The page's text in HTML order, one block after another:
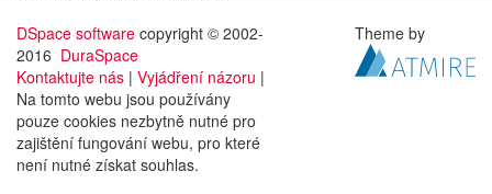
DSpace software copyright © 2002-
2016 DuraSpace
Kontaktujte nás | Vyjádření názoru |
Na tomto webu jsou používány
pouze cookies nezbytně nutné pro
zajištění fungování webu, pro které
není nutné získat souhlas.
Theme by